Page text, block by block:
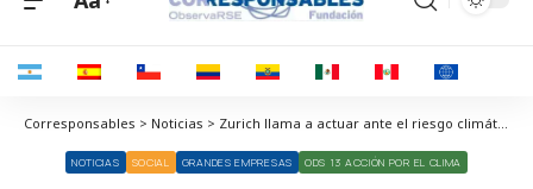
Corresponsables > Noticias > Zurich llama a actuar ante el riesgo climático: una hoja de ruta para reducir pérdidas y aumentar resiliencia
NOTICIAS SOCIAL GRANDES EMPRESAS ODS 13 ACCIÓN POR EL CLIMA